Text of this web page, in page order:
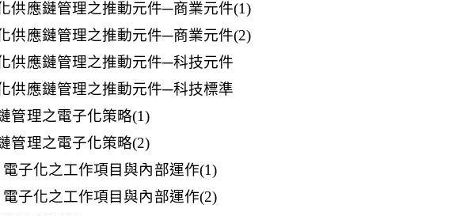
供應鏈管理之推動元件─商業元件(1)
供應鏈管理之推動元件─商業元件(2)
供應鏈管理之推動元件─科技元件
供應鏈管理之推動元件─科技標準
管理之電子化策略(1)
管理之電子化策略(2)
子化之工作項目與內部運作(1)
子化之工作項目與內部運作(2)